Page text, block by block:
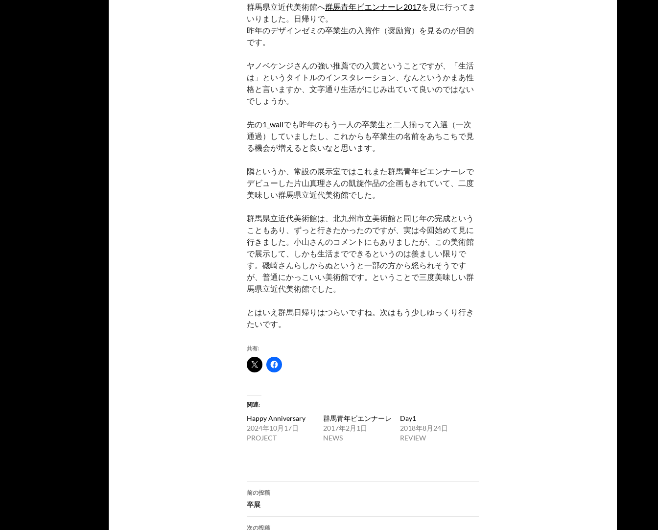
群馬県立近代美術館へ群馬青年ビエンナーレ2017を見に行ってま
いりました。日帰りで。
昨年のデザインゼミの卒業生の入賞作（奨励賞）を見るのが目的
です。
ヤノベケンジさんの強い推薦での入賞ということですが、「生活
は」というタイトルのインスタレーション、なんというかまあ性
格と言いますか、文字通り生活がにじみ出ていて良いのではない
でしょうか。
先の1_wallでも昨年のもう一人の卒業生と二人揃って入選（一次
通過）していましたし、これからも卒業生の名前をあちこちで見
る機会が増えると良いなと思います。
隣というか、常設の展示室ではこれまた群馬青年ビエンナーレで
デビューした片山真理さんの凱旋作品の企画もされていて、二度
美味しい群馬県立近代美術館でした。
群馬県立近代美術館は、北九州市立美術館と同じ年の完成という
こともあり、ずっと行きたかったのですが、実は今回始めて見に
行きました。小山さんのコメントにもありましたが、この美術館
で展示して、しかも生活までできるというのは羨ましい限りで
す。磯崎さんらしからぬというと一部の方から怒られそうです
が、普通にかっこいい美術館です。ということで三度美味しい群
馬県立近代美術館でした。
とはいえ群馬日帰りはつらいですね。次はもう少しゆっくり行き
たいです。
共有:
関連
Happy Anniversary
2024年10月17日
PROJECT
群馬青年ビエンナーレ
2017年2月1日
NEWS
Day1
2018年8月24日
REVIEW
投
稿
ナ
前の投稿
卒展
次の投稿